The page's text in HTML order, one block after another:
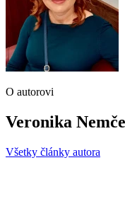
O autorovi
Veronika
Všetky články autora